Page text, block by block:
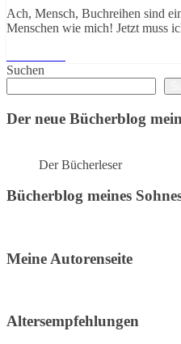
Ach, Mensch, Buchreihen sind
Menschen wie mich! Jetzt muss
Suchen
Der neue Bücherblog
Der Bücherleser
Bücherblog meines
Meine Autorenseite
Altersempfehlungen